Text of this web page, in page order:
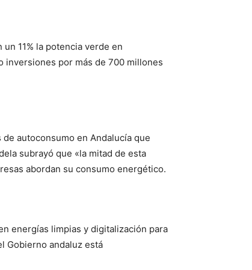
11% la potencia verde en
inversiones por más de 700 millones
autoconsumo en Andalucía que
subrayó que «la mitad de esta
abordan su consumo energético.
energías limpias y digitalización para
Gobierno andaluz está